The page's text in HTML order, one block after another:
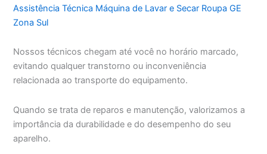
Assistência Técnica Máquina de Lavar e Secar Roupa GE
Zona Sul
Nossos técnicos chegam até você no horário marcado,
evitando qualquer transtorno ou inconveniência
relacionada ao transporte do equipamento.
Quando se trata de reparos e manutenção, valorizamos a
importância da durabilidade e do desempenho do seu
aparelho.